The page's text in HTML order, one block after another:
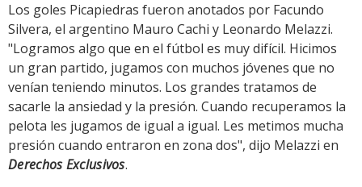
Los goles Picapiedras fueron anotados por Facundo
Silvera, el argentino Mauro Cachi y Leonardo Melazzi.
"Logramos algo que en el fútbol es muy difícil. Hicimos
un gran partido, jugamos con muchos jóvenes que no
venían teniendo minutos. Los grandes tratamos de
sacarle la ansiedad y la presión. Cuando recuperamos la
pelota les jugamos de igual a igual. Les metimos mucha
presión cuando entraron en zona dos", dijo Melazzi en
Derechos Exclusivos.